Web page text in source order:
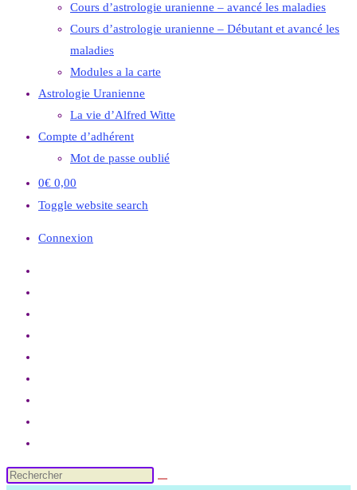
Cours d’astrologie uranienne – avancé les maladies
Cours d’astrologie uranienne – Débutant et avancé les
maladies
Modules a la carte
Astrologie Uranienne
La vie d’Alfred Witte
Compte d’adhérent
Mot de passe oublié
0€ 0,00
Toggle website search
Connexion